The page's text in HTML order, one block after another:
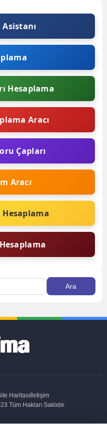
Hesaplama
Aracı
Çapları
Aracı
Haritasıİletişim
Tüm Hakları Saklıdır.